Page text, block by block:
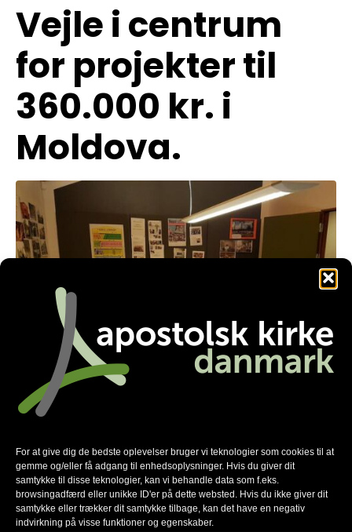
For at give dig de bedste oplevelser bruger vi teknologier som cookies til at
gemme og/eller få adgang til enhedsoplysninger. Hvis du giver dit
samtykke til disse teknologier, kan vi behandle data som f.eks.
browsingadfærd eller unikke ID'er på dette websted. Hvis du ikke giver dit
samtykke eller trækker dit samtykke tilbage, kan det have en negativ
indvirkning på visse funktioner og egenskaber.
Vejle i centrum
for projekter til
360.000 kr. i
Moldova.
To nye projekter med base i Apostolsk Kirke i
Vejle har fået bevilget tilsammen 360.000 kr.
fra henholdsvis Dansk Missionsråds
Udviklingsafdeling (DMR-U) og Dansk